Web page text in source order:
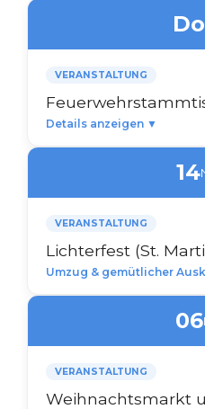
Do
VERANSTALTUNG
Details anzeigen ▼
14
VERANSTALTUNG
Lichterfest (St.
Umzug & gemütlicher
06
VERANSTALTUNG
Weihnachtsmarkt